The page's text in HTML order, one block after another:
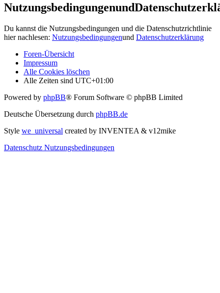
Du kannst die Nutzungsbedingungen und die Datenschutzrichtlinie
hier nachlesen: Nutzungsbedingungenund Datenschutzerklärung
Foren-Übersicht
Impressum
Alle Cookies löschen
Alle Zeiten sind UTC+01:00
Powered by phpBB® Forum Software © phpBB Limited
Deutsche Übersetzung durch phpBB.de
Style we_universal created by INVENTEA & v12mike
Datenschutz Nutzungsbedingungen